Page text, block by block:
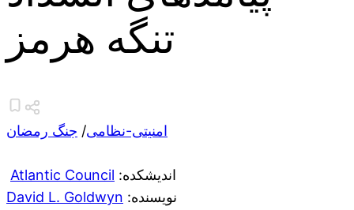
تنگه هرمز
امنیتی-نظامی/ جنگ رمضان
Atlantic Council :اندیشکده
David L. Goldwyn :نویسنده